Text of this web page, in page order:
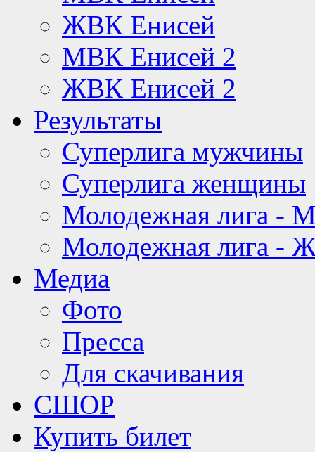
ЖВК Енисей
МВК Енисей 2
ЖВК Енисей 2
Результаты
Суперлига мужчины
Суперлига женщины
Молодежная лига -
Молодежная лига -
Медиа
Фото
Пресса
Для скачивания
СШОР
Купить билет